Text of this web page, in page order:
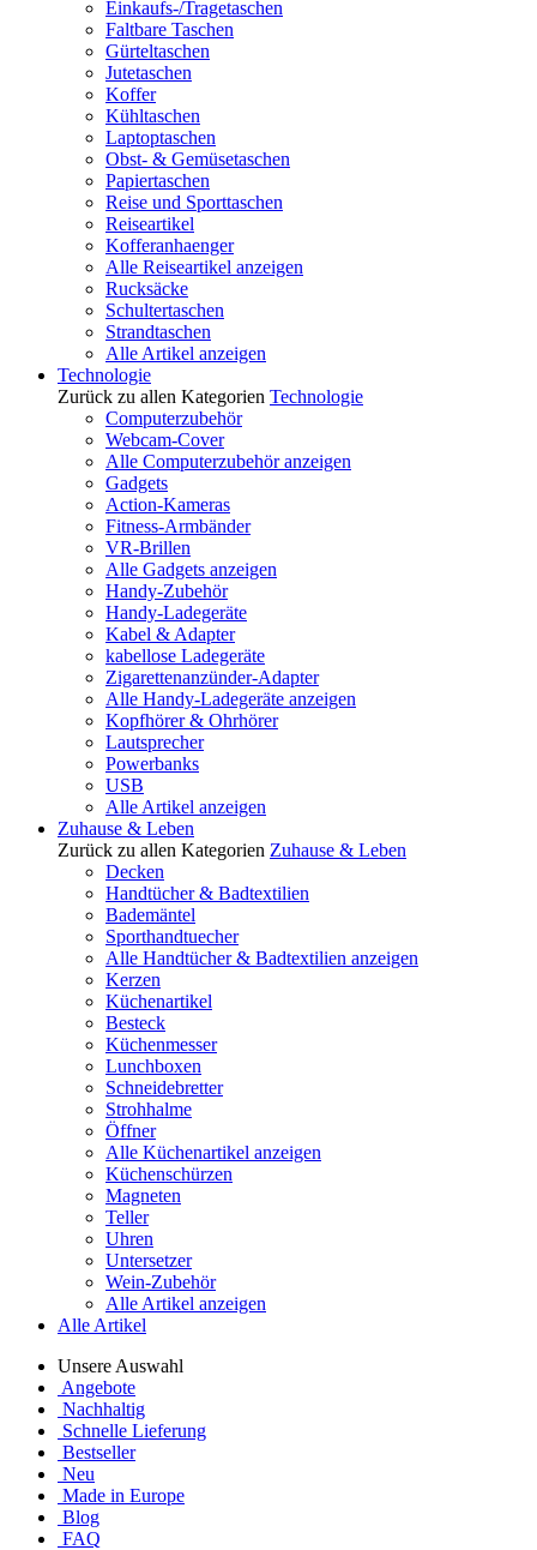
Einkaufs-/Tragetaschen
Faltbare Taschen
Gürteltaschen
Jutetaschen
Koffer
Kühltaschen
Laptoptaschen
Obst- & Gemüsetaschen
Papiertaschen
Reise und Sporttaschen
Reiseartikel
Kofferanhaenger
Alle Reiseartikel anzeigen
Rucksäcke
Schultertaschen
Strandtaschen
Alle Artikel anzeigen
Technologie
Zurück zu allen Kategorien Technologie
Computerzubehör
Webcam-Cover
Alle Computerzubehör anzeigen
Gadgets
Action-Kameras
Fitness-Armbänder
VR-Brillen
Alle Gadgets anzeigen
Handy-Zubehör
Handy-Ladegeräte
Kabel & Adapter
kabellose Ladegeräte
Zigarettenanzünder-Adapter
Alle Handy-Ladegeräte anzeigen
Kopfhörer & Ohrhörer
Lautsprecher
Powerbanks
USB
Alle Artikel anzeigen
Zuhause & Leben
Zurück zu allen Kategorien Zuhause & Leben
Decken
Handtücher & Badtextilien
Bademäntel
Sporthandtuecher
Alle Handtücher & Badtextilien anzeigen
Kerzen
Küchenartikel
Besteck
Küchenmesser
Lunchboxen
Schneidebretter
Strohhalme
Öffner
Alle Küchenartikel anzeigen
Küchenschürzen
Magneten
Teller
Uhren
Untersetzer
Wein-Zubehör
Alle Artikel anzeigen
Alle Artikel
Unsere Auswahl
Angebote
Nachhaltig
Schnelle Lieferung
Bestseller
Neu
Made in Europe
Blog
FAQ